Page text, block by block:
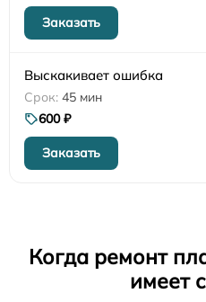
Заказать
Выскакивает ошибка
45 мин
600 ₽
Заказать
Когда ремонт
имеет